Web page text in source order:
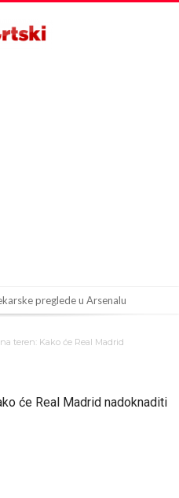
preglede u Arsenalu
Toresa
nakon što mu je Real dao
o ovoj zameni?
teren: Kako će Real Madrid
će Real Madrid nadoknaditi